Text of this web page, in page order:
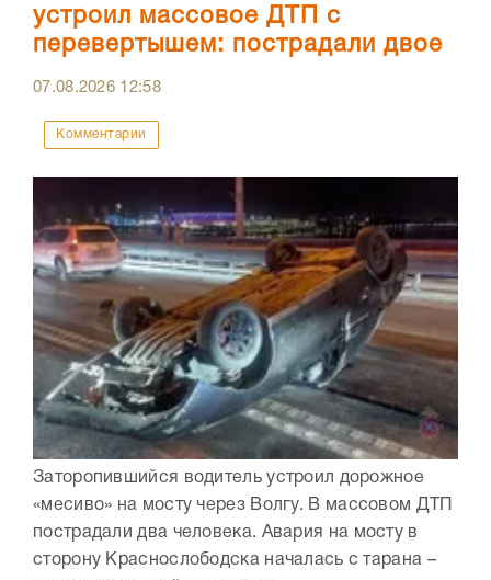
устроил массовое ДТП с
перевертышем: пострадали двое
07.08.2026 12:58
Комментарии
Заторопившийся водитель устроил дорожное
«месиво» на мосту через Волгу. В массовом ДТП
пострадали два человека. Авария на мосту в
сторону Краснослободска началась с тарана –